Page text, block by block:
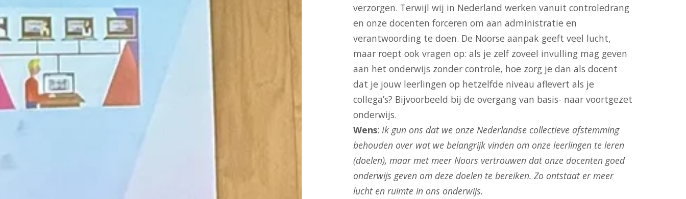
verzorgen. Terwijl wij in Nederland werken vanuit controledrang
en onze docenten forceren om aan administratie en
verantwoording te doen. De Noorse aanpak geeft veel lucht,
maar roept ook vragen op: als je zelf zoveel invulling mag geven
aan het onderwijs zonder controle, hoe zorg je dan als docent
dat je jouw leerlingen op hetzelfde niveau aflevert als je
collega’s? Bijvoorbeeld bij de overgang van basis- naar voortgezet
onderwijs.
Wens:Ik gun ons dat we onze Nederlandse collectieve afstemming
behouden over wat we belangrijk vinden om onze leerlingen te leren
(doelen), maar met meer Noors vertrouwen dat onze docenten goed
onderwijs geven om deze doelen te bereiken. Zo ontstaat er meer
lucht en ruimte in ons onderwijs.